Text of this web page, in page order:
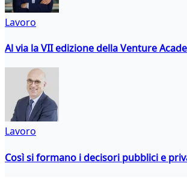
Lavoro
Al via la VII edizione della Venture
Lavoro
Così si formano i decisori pubblici e